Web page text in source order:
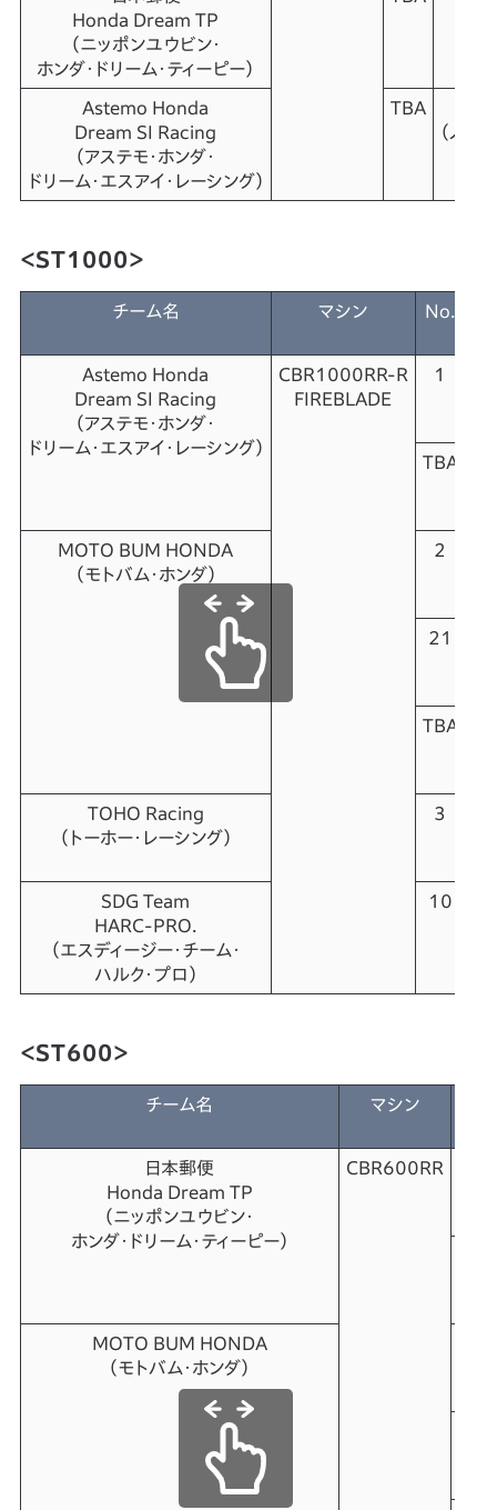
Honda Dream TP
（ニッポンユウビン・
ホンダ・ ドリーム・ティーピー）
Astemo Honda
Dream SI Racing
（アステモ・ホンダ・
ドリーム・エスアイ・レーシング）
TBA
（ノザ
＜ST1000＞
チーム名 マシン No.
Astemo Honda
Dream SI Racing
（アステモ・ホンダ・
ドリーム・エスアイ・レーシング）
CBR1000RR-R
FIREBLADE
1
TBA
MOTO BUM HONDA
（モトバム・ホンダ）
2
21
TBA
TOHO Racing
（トーホー・レーシング）
3
SDG Team
HARC-PRO.
（エスディージー・チーム・
ハルク・プロ）
10
＜ST600＞
チーム名 マシン
日本郵便
Honda Dream TP
（ニッポンユウビン・
ホンダ・ドリーム・ティーピー）
CBR600RR
MOTO BUM HONDA
（モトバム・ホンダ）